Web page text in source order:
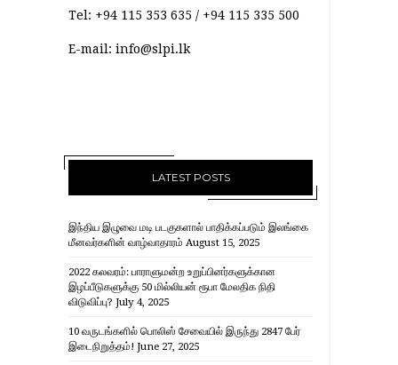
Tel: +94 115 353 635 / +94 115 335 500
E-mail: info@slpi.lk
LATEST POSTS
இந்திய இழுவை மடி படகுகளால் பாதிக்கப்படும் இலங்கை
மீனவர்களின் வாழ்வாதாரம் August 15, 2025
2022 கலவரம்: பாராளுமன்ற உறுப்பினர்களுக்கான
இழப்பீடுகளுக்கு 50 மில்லியன் ரூபா மேலதிக நிதி
விடுவிப்பு? July 4, 2025
10 வருடங்களில் பொலிஸ் சேவையில் இருந்து 2847 பேர்
இடைநிறுத்தம்! June 27, 2025